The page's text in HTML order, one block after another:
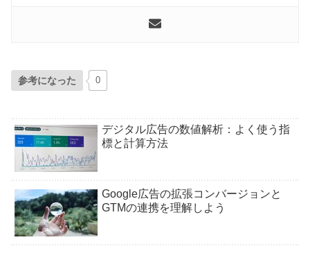
参考になった 0
デジタル広告の数値解析：よく使う指
標と計算方法
Google広告の拡張コンバージョンと
GTMの連携を理解しよう